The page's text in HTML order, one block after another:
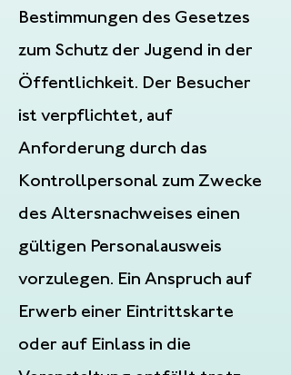
Bestimmungen des Gesetzes
zum Schutz der Jugend in der
Öffentlichkeit. Der Besucher
ist verpflichtet, auf
Anforderung durch das
Kontrollpersonal zum Zwecke
des Altersnachweises einen
gültigen Personalausweis
vorzulegen. Ein Anspruch auf
Erwerb einer Eintrittskarte
oder auf Einlass in die